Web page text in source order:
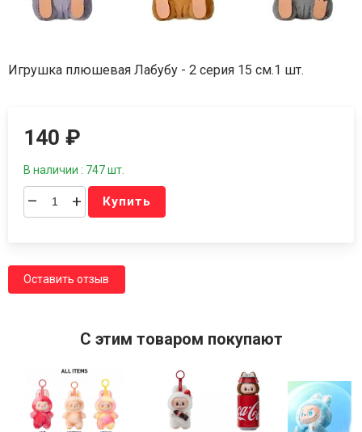
Игрушка плюшевая Лабубу - 2 серия 15 см.1 шт.
140₽
В наличии : 747 шт.
– + Купить
Оставить отзыв
C этим товаром покупают